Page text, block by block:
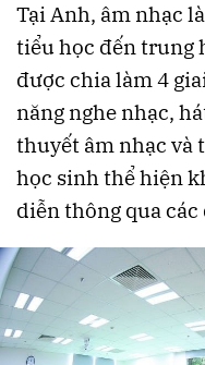
Tại Anh, âm nhạc
tiểu học đến trung
được chia làm 4
năng nghe nhạc,
thuyết âm nhạc và
học sinh thể hiện
diễn thông qua các